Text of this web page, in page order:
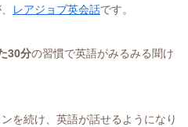
レアジョブ英会話です。
30分の習慣で英語がみるみる聞け
を続け、英語が話せるようになり